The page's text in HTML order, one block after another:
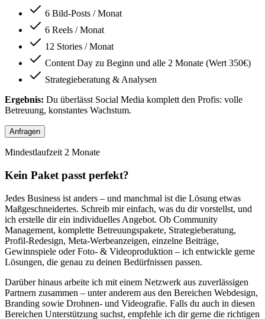
6 Bild-Posts / Monat
6 Reels / Monat
12 Stories / Monat
Content Day zu Beginn und alle 2 Monate (Wert 350€)
Strategieberatung & Analysen
Ergebnis: Du überlässt Social Media komplett den Profis: volle
Betreuung, konstantes Wachstum.
Anfragen
Mindestlaufzeit 2 Monate
Kein Paket passt perfekt?
Jedes Business ist anders – und manchmal ist die Lösung etwas
Maßgeschneidertes. Schreib mir einfach, was du dir vorstellst, und
ich erstelle dir ein individuelles Angebot. Ob Community
Management, komplette Betreuungspakete, Strategieberatung,
Profil-Redesign, Meta-Werbeanzeigen, einzelne Beiträge,
Gewinnspiele oder Foto- & Videoproduktion – ich entwickle gerne
Lösungen, die genau zu deinen Bedürfnissen passen.
Darüber hinaus arbeite ich mit einem Netzwerk aus zuverlässigen
Partnern zusammen – unter anderem aus den Bereichen Webdesign,
Branding sowie Drohnen- und Videografie. Falls du auch in diesen
Bereichen Unterstützung suchst, empfehle ich dir gerne die richtigen